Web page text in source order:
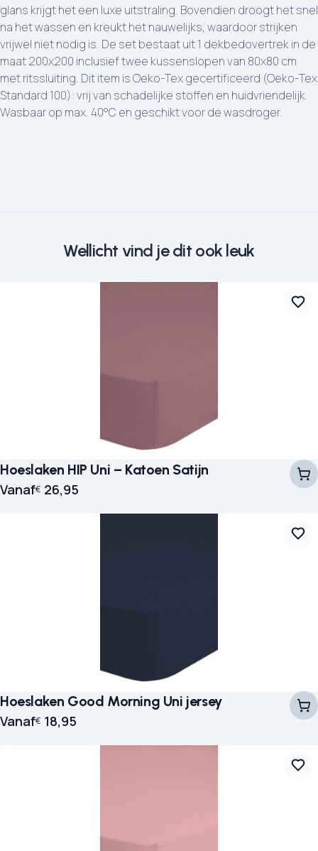
glans krijgt het een luxe uitstraling. Bovendien droogt het snel
na het wassen en kreukt het nauwelijks, waardoor strijken
vrijwel niet nodig is. De set bestaat uit 1 dekbedovertrek in de
maat 200x200 inclusief twee kussenslopen van 80x80 cm
met ritssluiting. Dit item is Oeko-Tex gecertificeerd (Oeko-Tex
Standard 100): vrij van schadelijke stoffen en huidvriendelijk.
Wasbaar op max. 40°C en geschikt voor de wasdroger.
Wellicht vind je dit ook leuk
Hoeslaken HIP Uni – Katoen Satijn
Vanaf€ 26,95
Hoeslaken Good Morning Uni jersey
Vanaf€ 18,95